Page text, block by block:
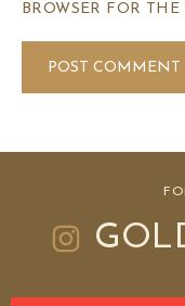
BROWSER FOR